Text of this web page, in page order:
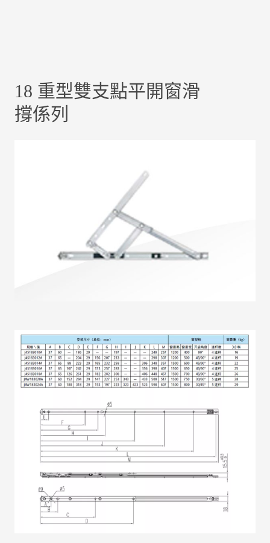
18 重型雙支點平開窗滑
撐係列